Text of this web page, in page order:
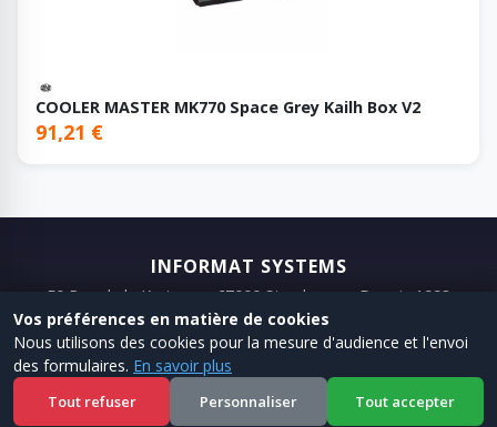
COOLER MASTER MK770 Space Grey Kailh Box V2
91,21 €
INFORMAT SYSTEMS
50 Rue de la Krutenau, 67000 Strasbourg · Depuis 1993
📞 03 88 75 98 98 📧 Email
← Site Shop·Mentions legales CGV
Vos préférences en matière de cookies
Nous utilisons des cookies pour la mesure d'audience et l'envoi
des formulaires. En savoir plus
Tout refuser Personnaliser Tout accepter